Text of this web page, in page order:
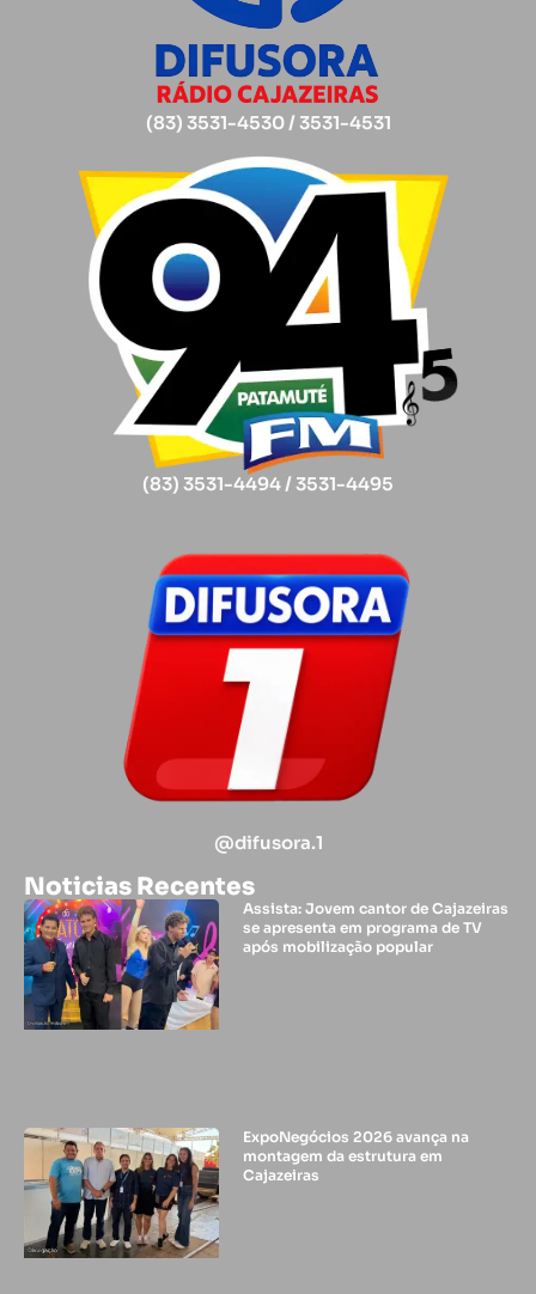
(83) 3531-4530 / 3531-4531
(83) 3531-4494 / 3531-4495
@difusora.1
Noticias Recentes
Assista: Jovem cantor de Cajazeiras
se apresenta em programa de TV
após mobilização popular
ExpoNegócios 2026 avança na
montagem da estrutura em
Cajazeiras